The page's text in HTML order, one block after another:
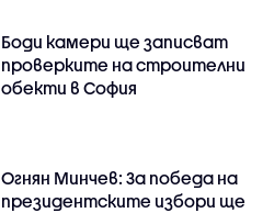
Боди камери ще записват
проверките на строителни
обекти в София
Огнян Минчев: За победа на
президентските избори ще